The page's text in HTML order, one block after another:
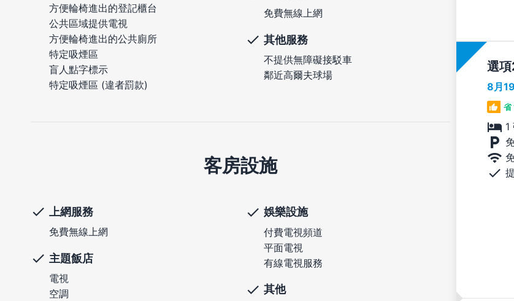
選項
8月
省
1
方便輪椅進出的登記櫃台
公共區域提供電視
方便輪椅進出的公共廁所
特定吸煙區
盲人點字標示
特定吸煙區 (違者罰款)
免費無線上網
其他服務
不提供無障礙接駁車
鄰近高爾夫球場
客房設施
上網服務
免費無線上網
主題飯店
電視
空調
娛樂設施
付費電視頻道
平面電視
有線電視服務
其他